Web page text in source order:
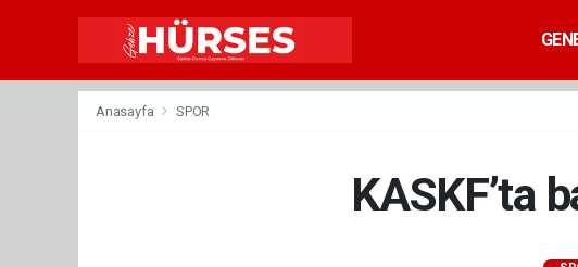
Anasayfa SPOR
KASKF’ta